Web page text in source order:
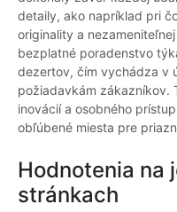
detaily, ako napríklad pri
originality a
bezplatné poradenstvo
dezertov, čím vychádza v
požiadavkám zákazníkov.
inovácií a osobného
obľúbené miesta pre
Hodnotenia na
stránkach